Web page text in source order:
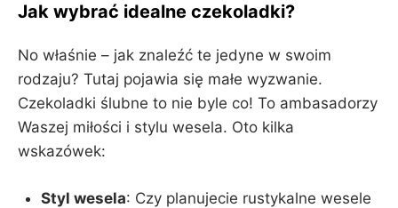
Jak wybrać idealne czekoladki?
No właśnie – jak znaleźć te jedyne w swoim
rodzaju? Tutaj pojawia się małe wyzwanie.
Czekoladki ślubne to nie byle co! To ambasadorzy
Waszej miłości i stylu wesela. Oto kilka
wskazówek:
Styl wesela: Czy planujecie rustykalne wesele